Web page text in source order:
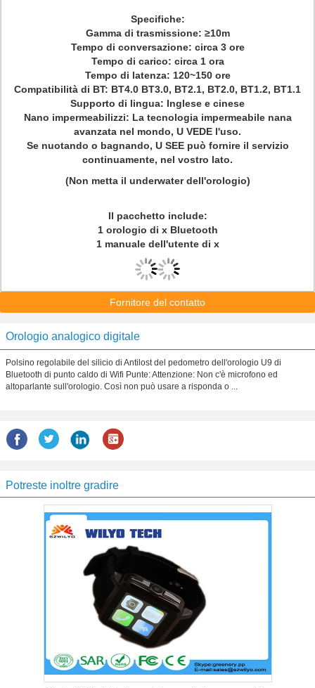
Specifiche:
Gamma di trasmissione: ≥10m
Tempo di conversazione: circa 3 ore
Tempo di carico: circa 1 ora
Tempo di latenza: 120~150 ore
Compatibilità di BT: BT4.0 BT3.0, BT2.1, BT2.0, BT1.2, BT1.1
Supporto di lingua: Inglese e cinese
Nano impermeabilizzi: La tecnologia impermeabile nana
avanzata nel mondo, U VEDE l'uso.
Se nuotando o bagnando, U SEE può fornire il servizio
continuamente, nel vostro lato.
(Non metta il underwater dell'orologio)
Il pacchetto include:
1 orologio di x Bluetooth
1 manuale dell'utente di x
Fornitore del contatto
Orologio analogico digitale
Polsino regolabile del silicio di Antilost del pedometro dell'orologio U9 di
Bluetooth di punto caldo di Wifi Punte: Attenzione: Non c'è microfono ed
altoparlante sull'orologio. Così non può usare a risponda o ...
Potreste inoltre gradire